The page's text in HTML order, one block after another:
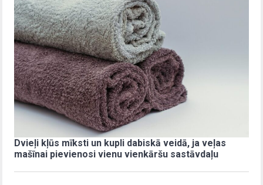
Dvieļi kļūs mīksti un kupli dabiskā veidā, ja veļas
mašīnai pievienosi vienu vienkāršu sastāvdaļu